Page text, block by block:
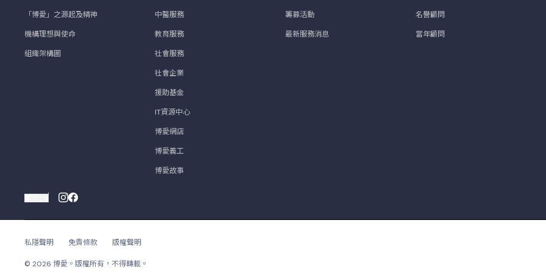
「博愛」之源起及精神
機構理想與使命
組織架構圖
中醫服務
教育服務
社會服務
社會企業
援助基金
IT資源中心
博愛網店
博愛義工
博愛故事
籌募活動
最新服務消息
名譽顧問
當年顧問
私隱聲明 免責條款 版權聲明
© 2026 博愛。版權所有，不得轉載。